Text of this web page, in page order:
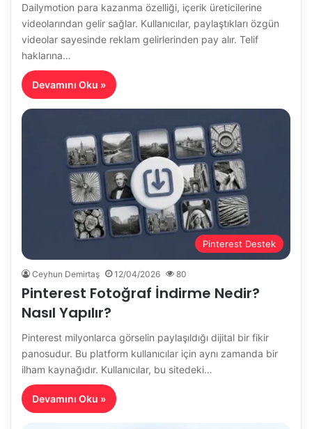
Dailymotion para kazanma özelliği, içerik üreticilerine
videolarından gelir sağlar. Kullanıcılar, paylaştıkları özgün
videolar sayesinde reklam gelirlerinden pay alır. Telif
haklarına…
Devamını Oku »
Pinterest Destek
Ceyhun Demirtaş 12/04/2026 80
Pinterest Fotoğraf İndirme Nedir?
Nasıl Yapılır?
Pinterest milyonlarca görselin paylaşıldığı dijital bir fikir
panosudur. Bu platform kullanıcılar için aynı zamanda bir
ilham kaynağıdır. Kullanıcılar, bu sitedeki…
Devamını Oku »